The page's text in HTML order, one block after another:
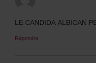
LE CANDIDA ALBICAN
Répondre